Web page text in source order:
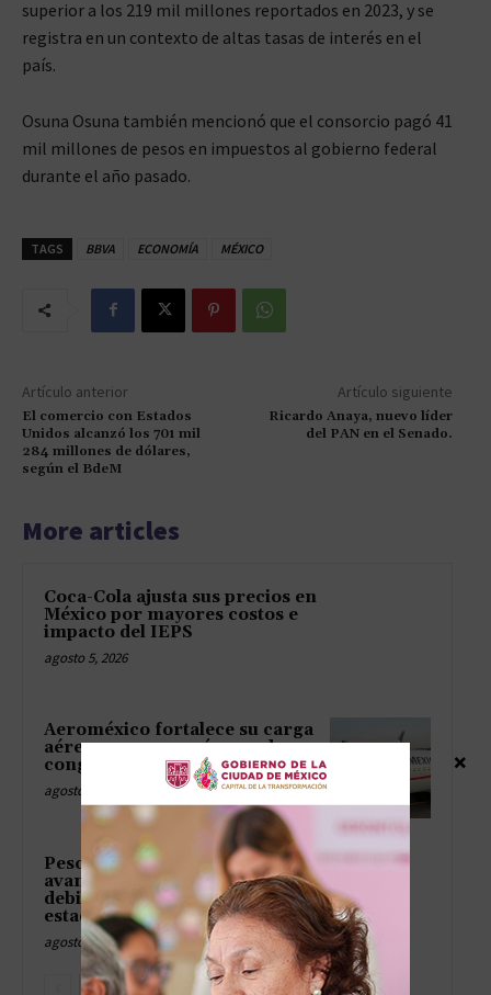
superior a los 219 mil millones reportados en 2023, y se
registra en un contexto de altas tasas de interés en el
país.
Osuna Osuna también mencionó que el consorcio pagó 41
mil millones de pesos en impuestos al gobierno federal
durante el año pasado.
TAGS BBVA ECONOMÍA MÉXICO
Artículo anterior
El comercio con Estados
Unidos alcanzó los 701 mil
284 millones de dólares,
según el BdeM
Artículo siguiente
Ricardo Anaya, nuevo líder
del PAN en el Senado.
More articles
Coca-Cola ajusta sus precios en
México por mayores costos e
impacto del IEPS
agosto 5, 2026
Aeroméxico fortalece su carga
aérea con nueva cámara de
congelación para alimentos
agosto 5, 2026
Peso mexicano prolonga su
avance frente al dólar por
debilidad de la divisa
estadounidense
agosto 5, 2026
×